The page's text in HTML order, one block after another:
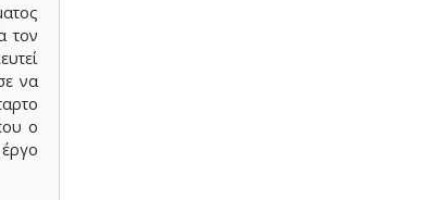
τον
να
ο